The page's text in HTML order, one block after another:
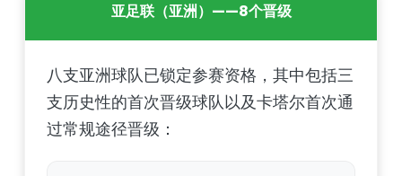
亚足联（亚洲）——8个晋级
八支亚洲球队已锁定参赛资格，其中包括三
支历史性的首次晋级球队以及卡塔尔首次通
过常规途径晋级：